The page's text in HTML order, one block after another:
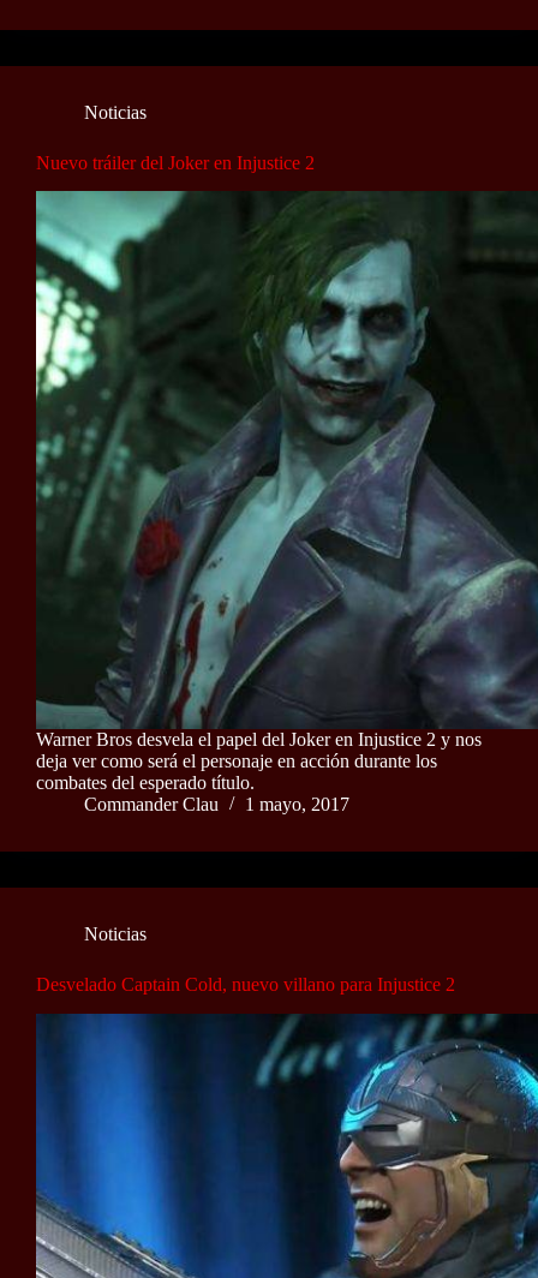
Noticias
Nuevo tráiler del Joker en Injustice 2
Warner Bros desvela el papel del Joker en Injustice 2 y nos
deja ver como será el personaje en acción durante los
combates del esperado título.
Commander Clau
1 mayo, 2017
Noticias
Desvelado Captain Cold, nuevo villano para Injustice 2